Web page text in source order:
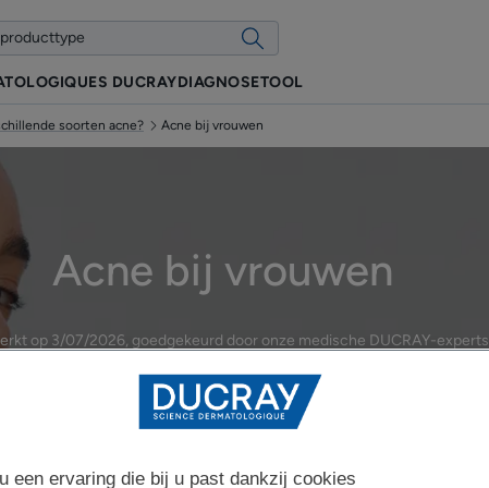
DUCRAYDIAGNOSETOOL
soorten acne? Acne bij vrouwen
Acne bij vrouwen
op 3/07/2026, goedgekeurd door onze medische DUCRAY-experts
Wat zijn de verschillende soorten acne?
een ervaring die bij u past dankzij cookies